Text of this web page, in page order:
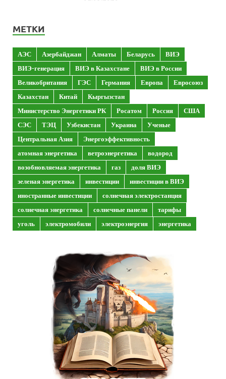
МЕТКИ
АЭС Азербайджан Алматы Беларусь
ВИЭ
ВИЭ-генерация
ВИЭ в Казахстане
ВИЭ в России
Великобритания
ГЭС Германия Европа
Евросоюз
Казахстан
Китай
Кыргызстан
Министерство Энергетики РК
Росатом Россия
США
СЭС
ТЭЦ Узбекистан Украина
Ученые
Центральная Азия
Энергоэффективность
атомная энергетика
ветроэнергетика
водород
возобновляемая энергетика
газ
доля ВИЭ
зеленая энергетика
инвестиции
инвестиции в ВИЭ
иностранные инвестиции
солнечная электростанция
солнечная энергетика
солнечные панели
тарифы
уголь
электромобили электроэнергия энергетика